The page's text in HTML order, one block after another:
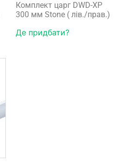
Комплект царг DWD-XP
300 мм Stone ( лів./прав.)
Де придбати?